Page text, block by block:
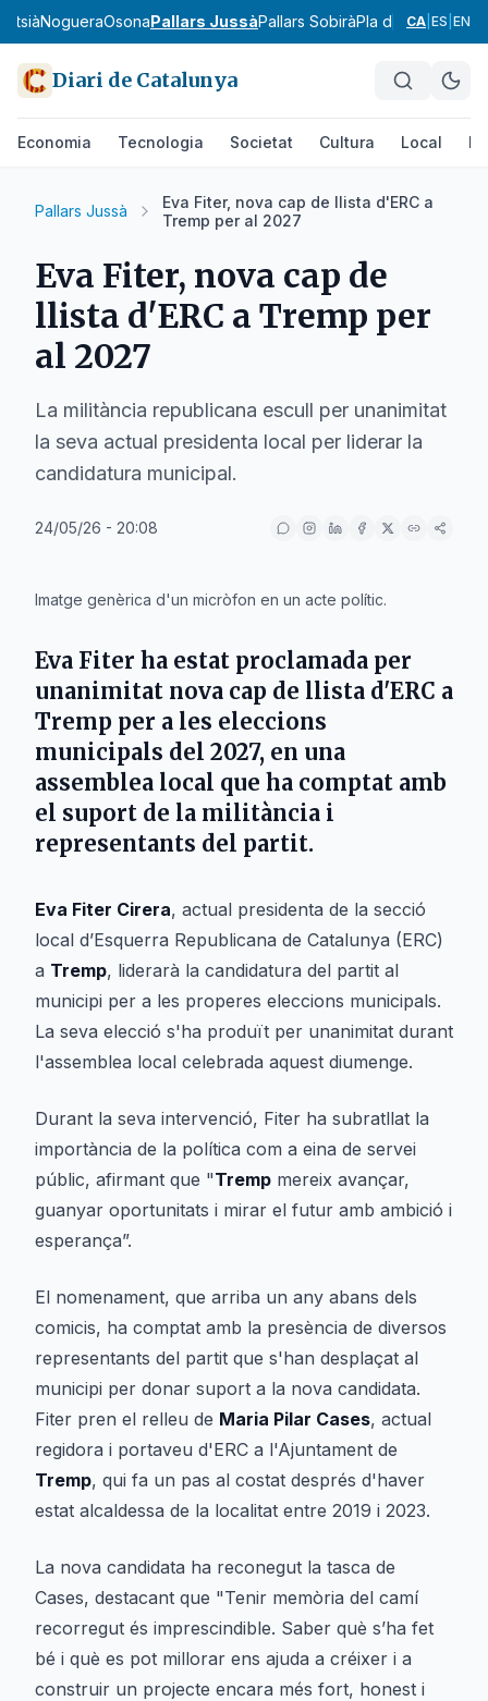
NogueraOsonaPallars JussàPallars SobiràPla d'UrgellPla
CA ES EN
Diari de Catalunya
Economia Tecnologia Societat Cultura Local
Pallars Jussà
Eva Fiter, nova cap de llista d'ERC a
Tremp per al 2027
Eva Fiter, nova cap de
llista d'ERC a Tremp per
al 2027
La militància republicana escull per unanimitat
la seva actual presidenta local per liderar la
candidatura municipal.
24/05/26 - 20:08
Imatge genèrica d'un micròfon en un acte polític.
Eva Fiter ha estat proclamada per
unanimitat nova cap de llista d'ERC a
Tremp per a les eleccions
municipals del 2027, en una
assemblea local que ha comptat amb
el suport de la militància i
representants del partit.
Eva Fiter Cirera, actual presidenta de la secció
local d’Esquerra Republicana de Catalunya (ERC)
a Tremp, liderarà la candidatura del partit al
municipi per a les properes eleccions municipals.
La seva elecció s'ha produït per unanimitat durant
l'assemblea local celebrada aquest diumenge.
Durant la seva intervenció, Fiter ha subratllat la
importància de la política com a eina de servei
públic, afirmant que "Tremp mereix avançar,
guanyar oportunitats i mirar el futur amb ambició i
esperança”.
El nomenament, que arriba un any abans dels
comicis, ha comptat amb la presència de diversos
representants del partit que s'han desplaçat al
municipi per donar suport a la nova candidata.
Fiter pren el relleu de Maria Pilar Cases, actual
regidora i portaveu d'ERC a l'Ajuntament de
Tremp, qui fa un pas al costat després d'haver
estat alcaldessa de la localitat entre 2019 i 2023.
La nova candidata ha reconegut la tasca de
Cases, destacant que "Tenir memòria del camí
recorregut és imprescindible. Saber què s’ha fet
bé i què es pot millorar ens ajuda a créixer i a
construir un projecte encara més fort, honest i